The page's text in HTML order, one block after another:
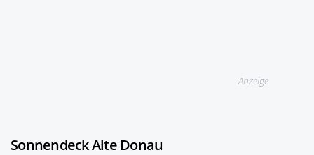
Anzeige
Sonnendeck Alte Donau